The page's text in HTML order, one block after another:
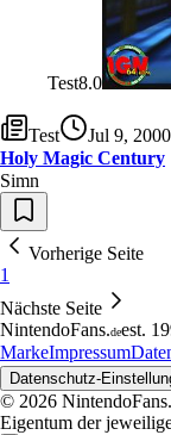
Test8.0
Test
Jul 9, 2000
Holy Magic Century
Simn
Vorherige Seite
1
Nächste Seite
NintendoFans.deest.
MarkeImpressum
Datenschutz-
© 2026
Eigentum der